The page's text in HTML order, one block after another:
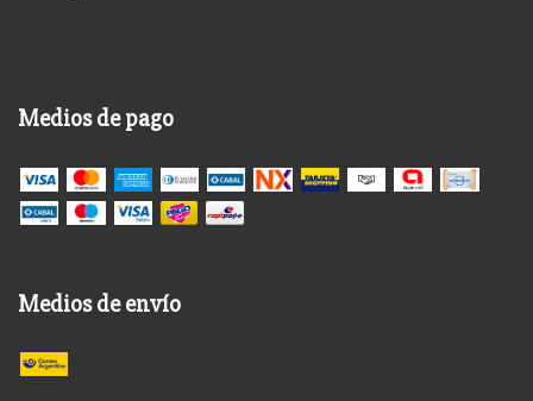
Medios de pago
Medios de envío